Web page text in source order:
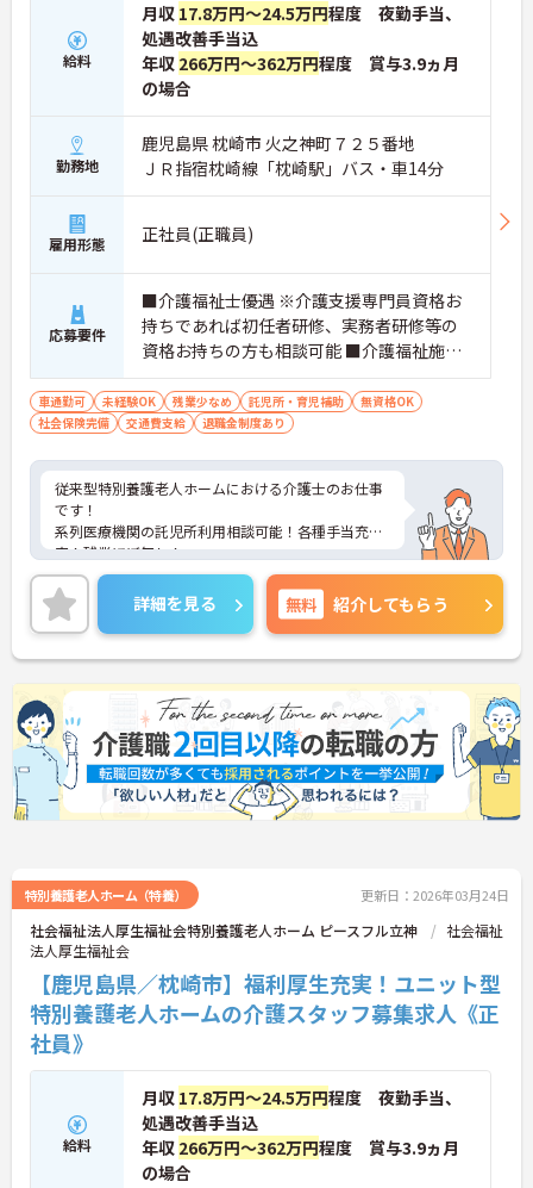
給料
月収 17.8万円～24.5万円程度 夜勤手当、
処遇改善手当込
年収 266万円～362万円程度 賞与3.9ヵ月
の場合
勤務地
鹿児島県 枕崎市 火之神町７２５番地
ＪＲ指宿枕崎線「枕崎駅」バス・車14分
雇用形態 正社員(正職員)
応募要件
■介護福祉士優遇 ※介護支援専門員資格お
持ちであれば初任者研修、実務者研修等の
資格お持ちの方も相談可能 ■介護福祉施設
での経験者優遇
車通勤可 未経験OK 残業少なめ 託児所・育児補助
無資格OK
社会保険完備
交通費支給 退職金制度あり
従来型特別養護老人ホームにおける介護士のお仕事
です！
系列医療機関の託児所利用相談可能！各種手当充
実！残業ほぼ無し！
安定して長期就業できる環境が整っています。
ご興味ある方には、面接のポイントなど、さらに詳
細をお話致しますのでお気軽にご相談ください。
詳細を見る 無料 紹介してもらう
特別養護老人ホーム（特養） 更新日：2026年03月24日
社会福祉法人厚生福祉会特別養護老人ホーム ピースフル立神
社会福祉
法人厚生福祉会
【鹿児島県／枕崎市】福利厚生充実！ユニット型
特別養護老人ホームの介護スタッフ募集求人《正
社員》
給料
月収 17.8万円～24.5万円程度 夜勤手当、
処遇改善手当込
年収 266万円～362万円程度 賞与3.9ヵ月
の場合